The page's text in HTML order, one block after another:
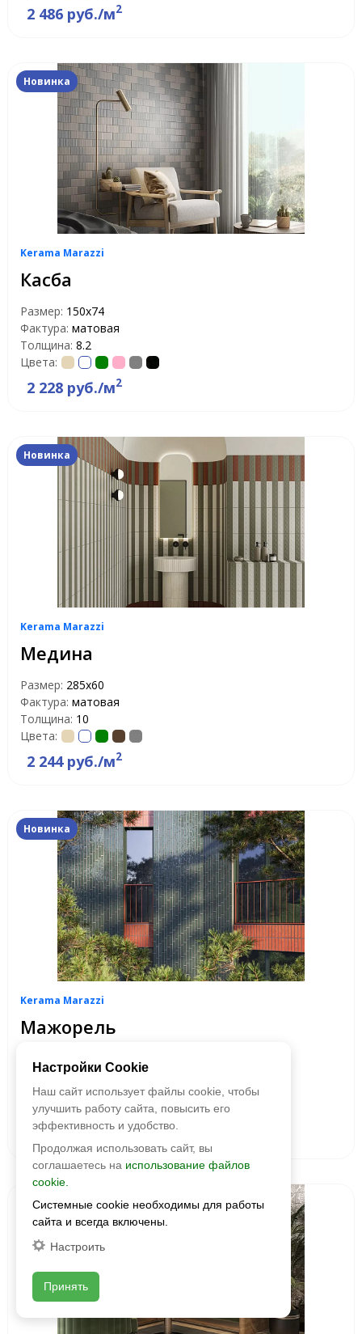
2 486 руб./м2
Новинка
Kerama Marazzi
Касба
Размер: 150x74
Фактура: матовая
Толщина: 8.2
Цвета:
2 228 руб./м2
Новинка
Kerama Marazzi
Медина
Размер: 285x60
Фактура: матовая
Толщина: 10
Цвета:
2 244 руб./м2
Новинка
Kerama Marazzi
Мажорель
Размер:
285x60, 360x285
Фактура:глянцевая
Толщина:10
Цвета:
2 375 руб./м 2
Новинка
Настройки Cookie
Наш сайт использует файлы cookie, чтобы
улучшить работу сайта, повысить его
эффективность и удобство.
Продолжая использовать сайт, вы
соглашаетесь на использование файлов
cookie.
Системные cookie необходимы для работы
сайта и всегда включены.
Настроить
Принять